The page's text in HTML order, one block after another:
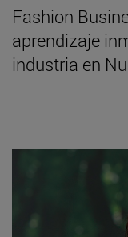
Fashion
aprendizaje
industria en